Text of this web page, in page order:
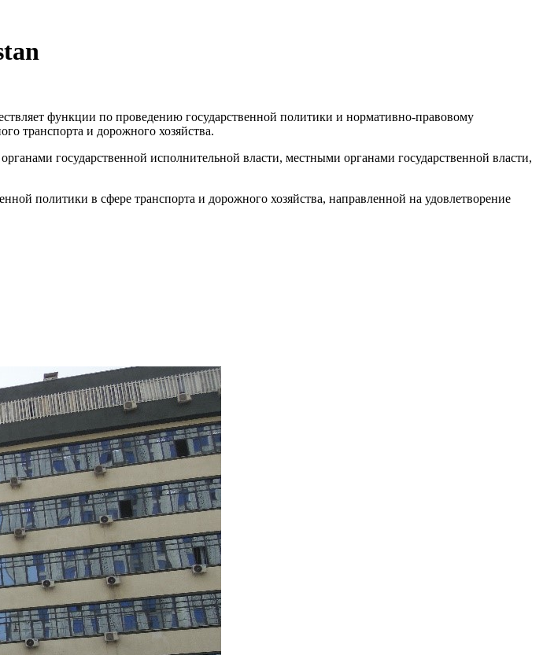
функции по проведению государственной политики и нормативно-правовому
транспорта и дорожного хозяйства.
государственной исполнительной власти, местными органами государственной власти,
политики в сфере транспорта и дорожного хозяйства, направленной на удовлетворение